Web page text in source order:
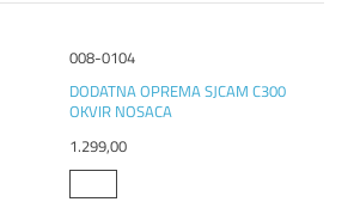
008-0104
DODATNA OPREMA SJCAM C300
OKVIR NOSACA
1.299,00